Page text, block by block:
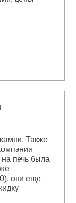
Также
печь была
они еще